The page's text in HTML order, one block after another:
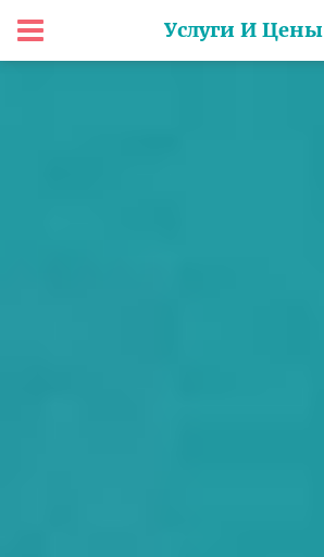
Услуги И Цены